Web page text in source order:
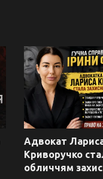
Адвокат
Криворучко
обличчям